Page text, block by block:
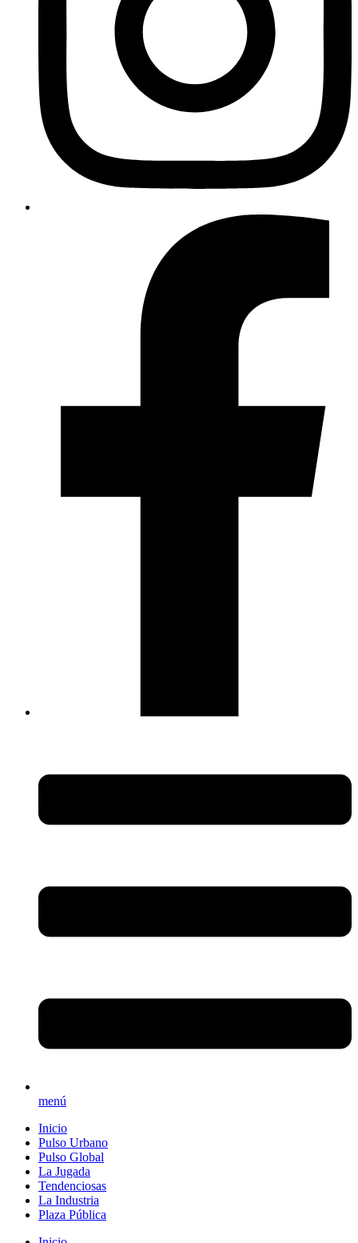
menú
Inicio
Pulso Urbano
Pulso Global
La Jugada
Tendenciosas
La Industria
Plaza Pública